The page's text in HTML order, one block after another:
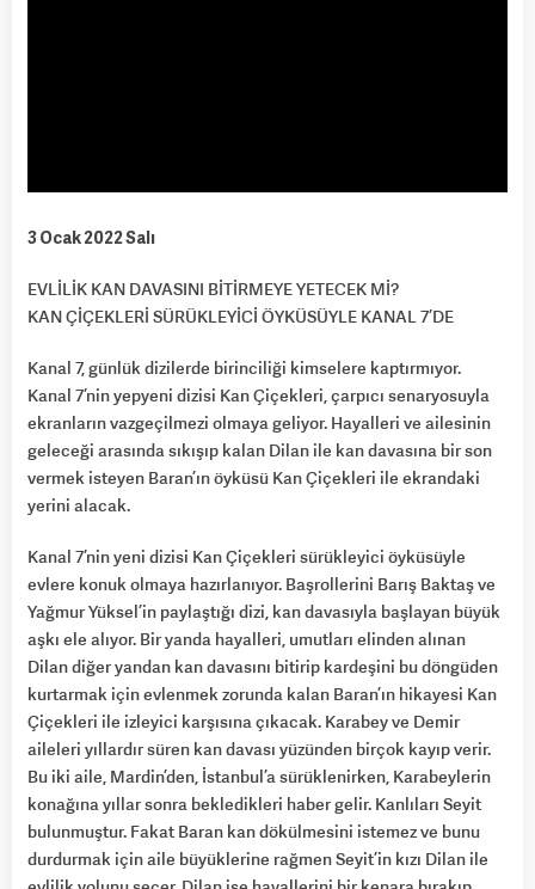
3 Ocak 2022 Salı
EVLİLİK KAN DAVASINI BİTİRMEYE YETECEK Mİ?
KAN ÇİÇEKLERİ SÜRÜKLEYİCİ ÖYKÜSÜYLE KANAL 7’DE
Kanal 7, günlük dizilerde birinciliği kimselere kaptırmıyor.
Kanal 7’nin yepyeni dizisi Kan Çiçekleri, çarpıcı senaryosuyla
ekranların vazgeçilmezi olmaya geliyor. Hayalleri ve ailesinin
geleceği arasında sıkışıp kalan Dilan ile kan davasına bir son
vermek isteyen Baran’ın öyküsü Kan Çiçekleri ile ekrandaki
yerini alacak.
Kanal 7’nin yeni dizisi Kan Çiçekleri sürükleyici öyküsüyle
evlere konuk olmaya hazırlanıyor. Başrollerini Barış Baktaş ve
Yağmur Yüksel’in paylaştığı dizi, kan davasıyla başlayan büyük
aşkı ele alıyor. Bir yanda hayalleri, umutları elinden alınan
Dilan diğer yandan kan davasını bitirip kardeşini bu döngüden
kurtarmak için evlenmek zorunda kalan Baran’ın hikayesi Kan
Çiçekleri ile izleyici karşısına çıkacak. Karabey ve Demir
aileleri yıllardır süren kan davası yüzünden birçok kayıp verir.
Bu iki aile, Mardin’den, İstanbul’a sürüklenirken, Karabeylerin
konağına yıllar sonra bekledikleri haber gelir. Kanlıları Seyit
bulunmuştur. Fakat Baran kan dökülmesini istemez ve bunu
durdurmak için aile büyüklerine rağmen Seyit’in kızı Dilan ile